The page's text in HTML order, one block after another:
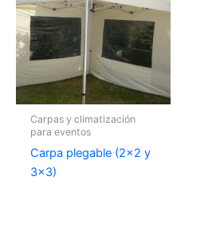
Carpas y climatización
para eventos
Carpa plegable (2×2 y
3×3)